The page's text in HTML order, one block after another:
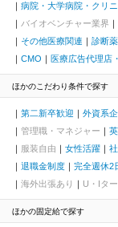
病院・大学病院・クリ
バイオベンチャー業界
その他医療関連
診断
CMO
医療広告代理店
ほかのこだわり条件で探す
第二新卒歓迎 外資系
管理職・マネジャー
服装自由
女性活躍
退職金制度
完全週休2
海外出張あり
U・Iタ
ほかの固定給で探す